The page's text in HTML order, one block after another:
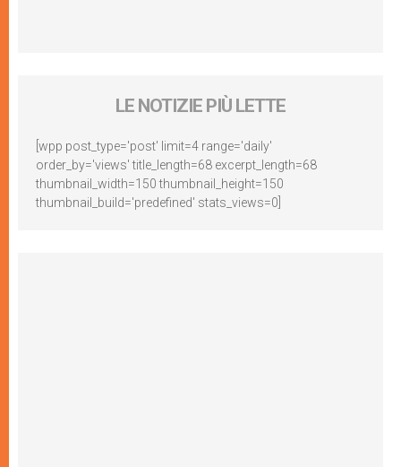
LE NOTIZIE PIÙ LETTE
[wpp post_type='post' limit=4 range='daily'
order_by='views' title_length=68 excerpt_length=68
thumbnail_width=150 thumbnail_height=150
thumbnail_build='predefined' stats_views=0]